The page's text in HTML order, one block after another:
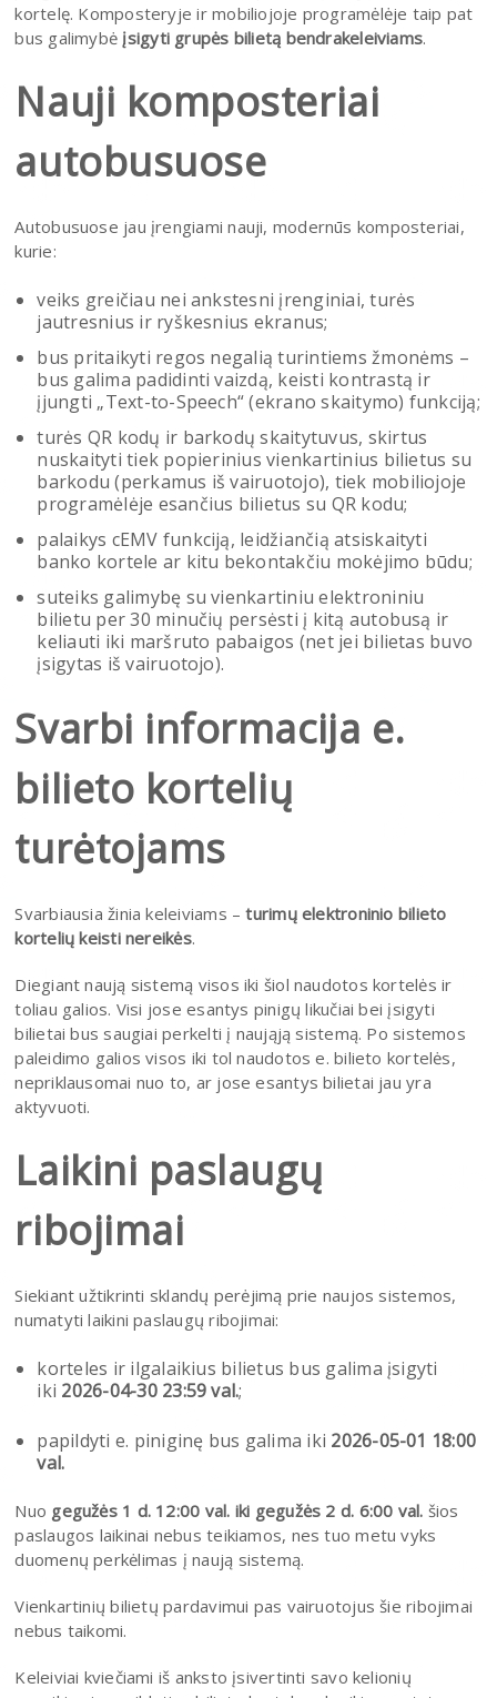
kortelę. Komposteryje ir mobiliojoje programėlėje taip pat
bus galimybė įsigyti grupės bilietą bendrakeleiviams.
Nauji komposteriai
autobusuose
Autobusuose jau įrengiami nauji, modernūs komposteriai,
kurie:
veiks greičiau nei ankstesni įrenginiai, turės
jautresnius ir ryškesnius ekranus;
bus pritaikyti regos negalią turintiems žmonėms –
bus galima padidinti vaizdą, keisti kontrastą ir
įjungti „Text-to-Speech“ (ekrano skaitymo) funkciją;
turės QR kodų ir barkodų skaitytuvus, skirtus
nuskaityti tiek popierinius vienkartinius bilietus su
barkodu (perkamus iš vairuotojo), tiek mobiliojoje
programėlėje esančius bilietus su QR kodu;
palaikys cEMV funkciją, leidžiančią atsiskaityti
banko kortele ar kitu bekontakčiu mokėjimo būdu;
suteiks galimybę su vienkartiniu elektroniniu
bilietu per 30 minučių persėsti į kitą autobusą ir
keliauti iki maršruto pabaigos (net jei bilietas buvo
įsigytas iš vairuotojo).
Svarbi informacija e.
bilieto kortelių
turėtojams
Svarbiausia žinia keleiviams –turimų elektroninio bilieto
kortelių keisti nereikės.
Diegiant naują sistemą visos iki šiol naudotos kortelės ir
toliau galios. Visi jose esantys pinigų likučiai bei įsigyti
bilietai bus saugiai perkelti į naująją sistemą. Po sistemos
paleidimo galios visos iki tol naudotos e. bilieto kortelės,
nepriklausomai nuo to, ar jose esantys bilietai jau yra
aktyvuoti.
Laikini paslaugų
ribojimai
Siekiant užtikrinti sklandų perėjimą prie naujos sistemos,
numatyti laikini paslaugų ribojimai:
korteles ir ilgalaikius bilietus bus galima įsigyti
iki 2026-04-30 23:59 val.;
papildyti e. piniginę bus galima iki 2026-05-01 18:00
val.
Nuo gegužės 1 d. 12:00 val. iki gegužės 2 d. 6:00 val. šios
paslaugos laikinai nebus teikiamos, nes tuo metu vyks
duomenų perkėlimas į naują sistemą.
Vienkartinių bilietų pardavimui pas vairuotojus šie ribojimai
nebus taikomi.
Keleiviai kviečiami iš anksto įsivertinti savo kelionių